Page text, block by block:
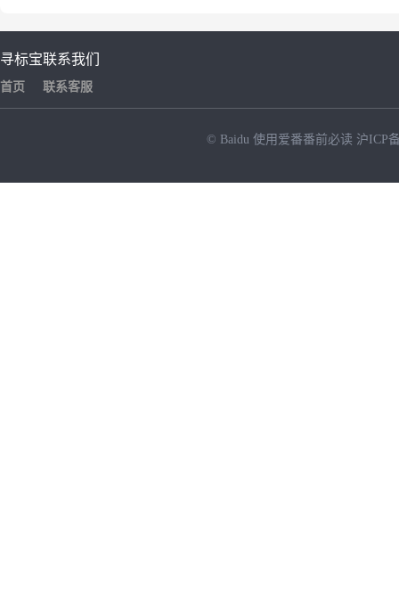
寻标宝
首页
联系我们
联系客服
© Baidu 使用爱番番前必读 沪ICP